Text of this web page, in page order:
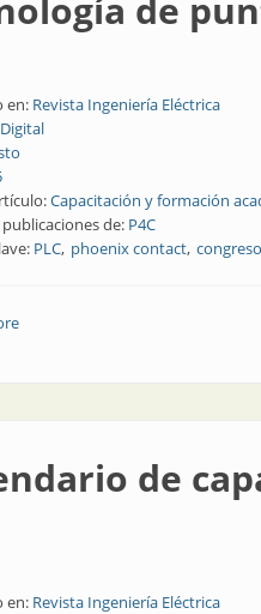
de
en: Revista Ingeniería Eléctrica
Digital
Capacitación y formación
de: P4C
PLC phoenix contact
about Tecnología de punta en el
de
en: Revista Ingeniería Eléctrica